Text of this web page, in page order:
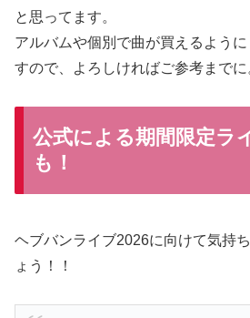
と思ってます。
アルバムや個別で曲が買えるよう
すので、よろしければご参考までに
公式による期間限定ラ
も！
ヘブバンライブ2026に向けて気持
ょう！！